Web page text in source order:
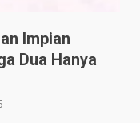
Impian
Dua Hanya